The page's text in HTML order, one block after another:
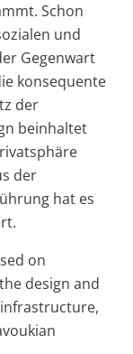
Schon
und
Gegenwart
konsequente
der
beinhaltet
der
hat es
on
design and